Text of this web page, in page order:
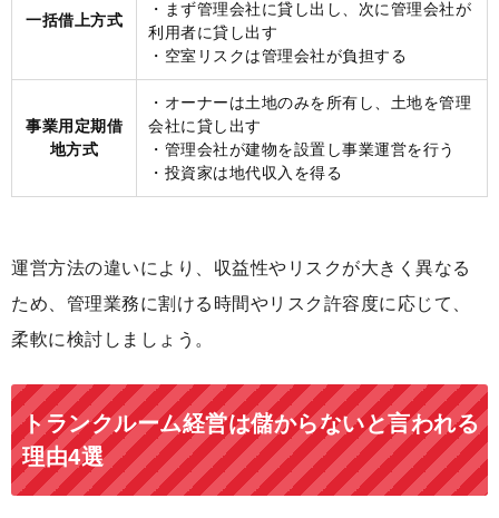
一括借上方式
・まず管理会社に貸し出し、次に管理会社が
利用者に貸し出す
・空室リスクは管理会社が負担する
事業用定期借
地方式
・オーナーは土地のみを所有し、土地を管理
会社に貸し出す
・管理会社が建物を設置し事業運営を行う
・投資家は地代収入を得る
運営方法の違いにより、収益性やリスクが大きく異なる
ため、管理業務に割ける時間やリスク許容度に応じて、
柔軟に検討しましょう。
トランクルーム経営は儲からないと言われる
理由4選